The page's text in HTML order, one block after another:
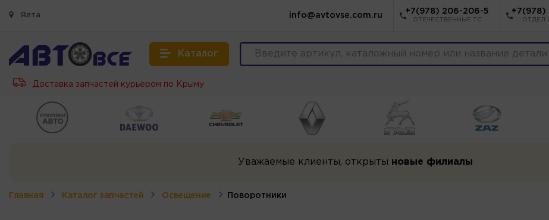
Ялта info@avtovse.com.ru
+7(978) 206-206-5
ОТЕЧЕСТВЕННЫЕ ТС
+7(978)
ОТДЕЛ
Каталог
Доставка запчастей курьером по Крыму
Уважаемые клиенты, открыты новые филиалы
Главная Каталог запчастей Освещение Поворотники